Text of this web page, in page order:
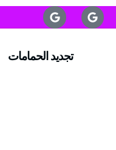
تجديد الحمامات